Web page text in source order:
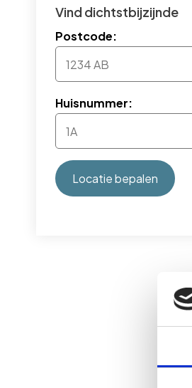
Vind dichtstbijzijnde
Postcode:
Huisnummer:
Locatie bepalen